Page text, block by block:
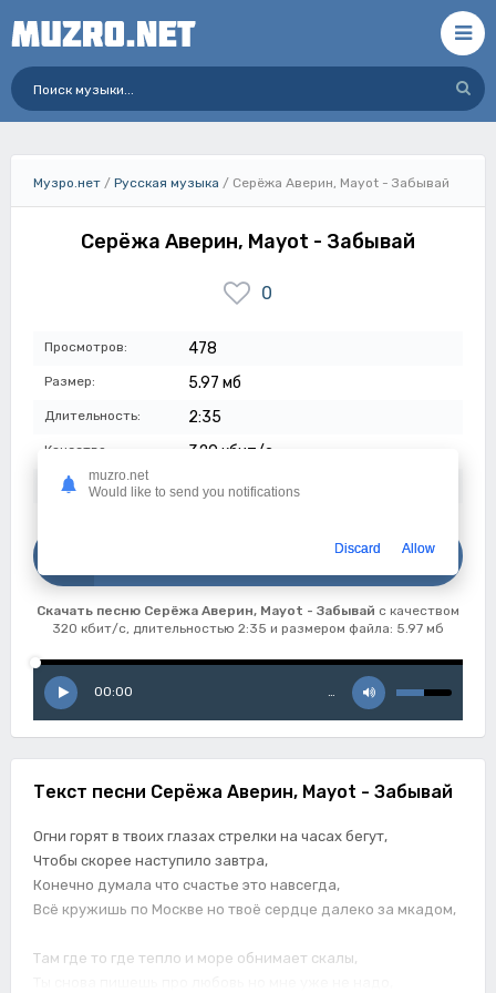
Музро.нет / Русская музыка / Серёжа Аверин, Mayot - Забывай
Серёжа Аверин, Mayot - Забывай
0
Просмотров: 478
Размер: 5.97 мб
Длительность: 2:35
Качество: 320 кбит/с
Дата: 22-07-2023
Скачать песню Серёжа Аверин, Mayot - Забывай с качеством
320 кбит/с, длительностью 2:35 и размером файла: 5.97 мб
00:00 …
Текст песни Серёжа Аверин, Mayot - Забывай
Огни горят в твоих глазах стрелки на часах бегут,
Чтобы скорее наступило завтра,
Конечно думала что счастье это навсегда,
Всё кружишь по Москве но твоё сердце далеко за мкадом,
Там где то где тепло и море обнимает скалы,
muzro.net
Would like to send you notifications
Discard Allow